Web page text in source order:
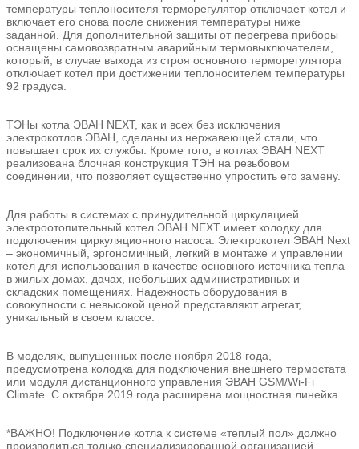
температуры теплоносителя терморегулятор отключает котел и
включает его снова после снижения температуры ниже
заданной. Для дополнительной защиты от перегрева приборы
оснащены самовозвратным аварийным термовыключателем,
который, в случае выхода из строя основного терморегулятора
отключает котел при достижении теплоносителем температуры
92 градуса.
ТЭНы котла ЭВАН NEXT, как и всех без исключения
электрокотлов ЭВАН, сделаны из нержавеющей стали, что
повышает срок их службы. Кроме того, в котлах ЭВАН NEXT
реализована блочная конструкция ТЭН на резьбовом
соединении, что позволяет существенно упростить его замену.
Для работы в системах с принудительной циркуляцией
электроотопительный котел ЭВАН NEXT имеет колодку для
подключения циркуляционного насоса. Электрокотел ЭВАН Next
– экономичный, эргономичный, легкий в монтаже и управлении
котел для использования в качестве основного источника тепла
в жилых домах, дачах, небольших административных и
складских помещениях. Надежность оборудования в
совокупности с невысокой ценой представляют агрегат,
уникальный в своем классе.
В моделях, выпущенных после ноября 2018 года,
предусмотрена колодка для подключения внешнего термостата
или модуля дистанционного управления ЭВАН GSM/Wi-Fi
Climate. С октября 2019 года расширена мощностная линейка.
*ВАЖНО! Подключение котла к системе «теплый пол» должно
производиться только специализированной организацией.